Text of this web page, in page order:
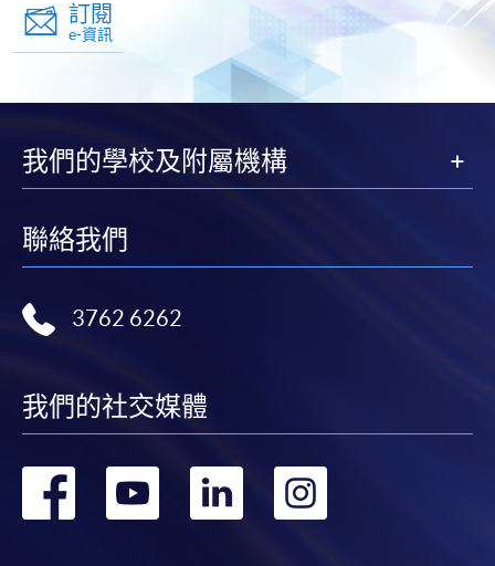
訂閱
e-資訊
我們的學校及附屬機構
聯絡我們
3762 6262
我們的社交媒體
轉
轉
轉